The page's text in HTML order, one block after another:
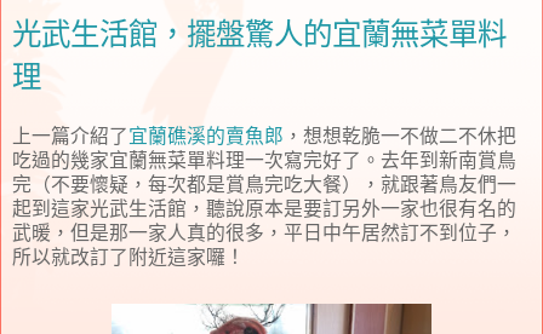
光武生活館，擺盤驚人的宜蘭無菜單料
理
上一篇介紹了宜蘭礁溪的賣魚郎 ，想想乾脆一不做二不休把
吃過的幾家宜蘭無菜單料理一次寫完好了。去年到新南賞鳥
完（不要懷疑，每次都是賞鳥完吃大餐），就跟著鳥友們一
起到這家光武生活館，聽說原本是要訂另外一家也很有名的
武暖，但是那一家人真的很多，平日中午居然訂不到位子，
所以就改訂了附近這家囉！